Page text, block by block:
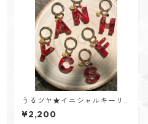
うるツヤ★イニシャルキーリ
ング【Glitter Heartシリー
ズ】
¥2,200